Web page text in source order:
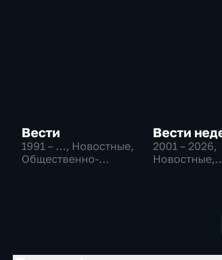
Вести
1991 – …, Новостные,
Общественно-
Вести
2001 – 2026,
Новостные,